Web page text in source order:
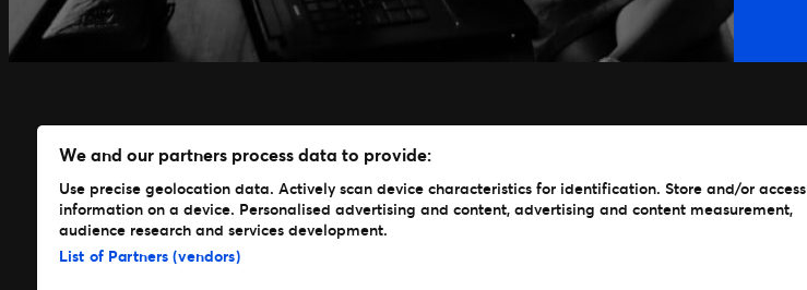
Våra produkter & lösningar
Skapa & hantera event
Om oss
We and our partners process data to provide:
Use precise geolocation data. Actively scan device characteristics for identification. Store and/or access
information on a device. Personalised advertising and content, advertising and content measurement,
audience research and services development.
List of Partners (vendors)